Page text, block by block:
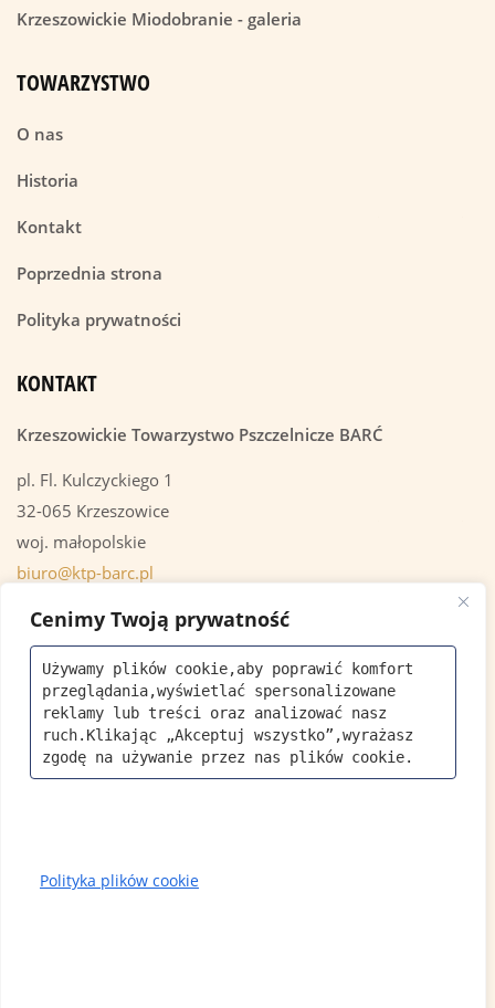
Cenimy Twoją prywatność
Używamy plików cookie,aby poprawić komfort
przeglądania,wyświetlać spersonalizowane
reklamy lub treści oraz analizować nasz
ruch.Klikając „Akceptuj wszystko”,wyrażasz
zgodę na używanie przez nas plików cookie.
Polityka plików cookie
Krzeszowickie Miodobranie - galeria
TOWARZYSTWO
O nas
Historia
Kontakt
Poprzednia strona
Polityka prywatności
KONTAKT
Krzeszowickie Towarzystwo Pszczelnicze BARĆ
pl. Fl. Kulczyckiego 1
32-065 Krzeszowice
woj. małopolskie
biuro@ktp-barc.pl
+48 535 973 379
OSTATNIE AKTUALNOŚCI
Krzeszowicka Bioróżnorodność
21 MAJ 2026
Zaprasz